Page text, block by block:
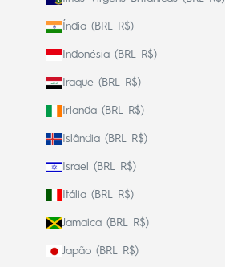
Índia (BRL R$)
Indonésia (BRL R$)
Iraque (BRL R$)
Irlanda (BRL R$)
Islândia (BRL R$)
Israel (BRL R$)
Itália (BRL R$)
Jamaica (BRL R$)
Japão (BRL R$)